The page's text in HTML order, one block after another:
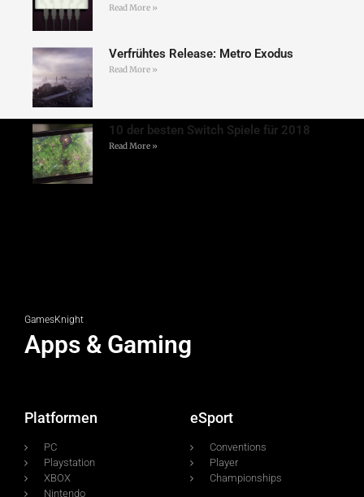
Read More »
Verfrühtes Release: Metro Exodus
Read More »
10 der besten Switch Spiele für 2018
Read More »
GamesKnight
Apps & Gaming
Platformen
PC
Playstation
XBOX
Nintendo
eSport
Conventions
Player
Championships